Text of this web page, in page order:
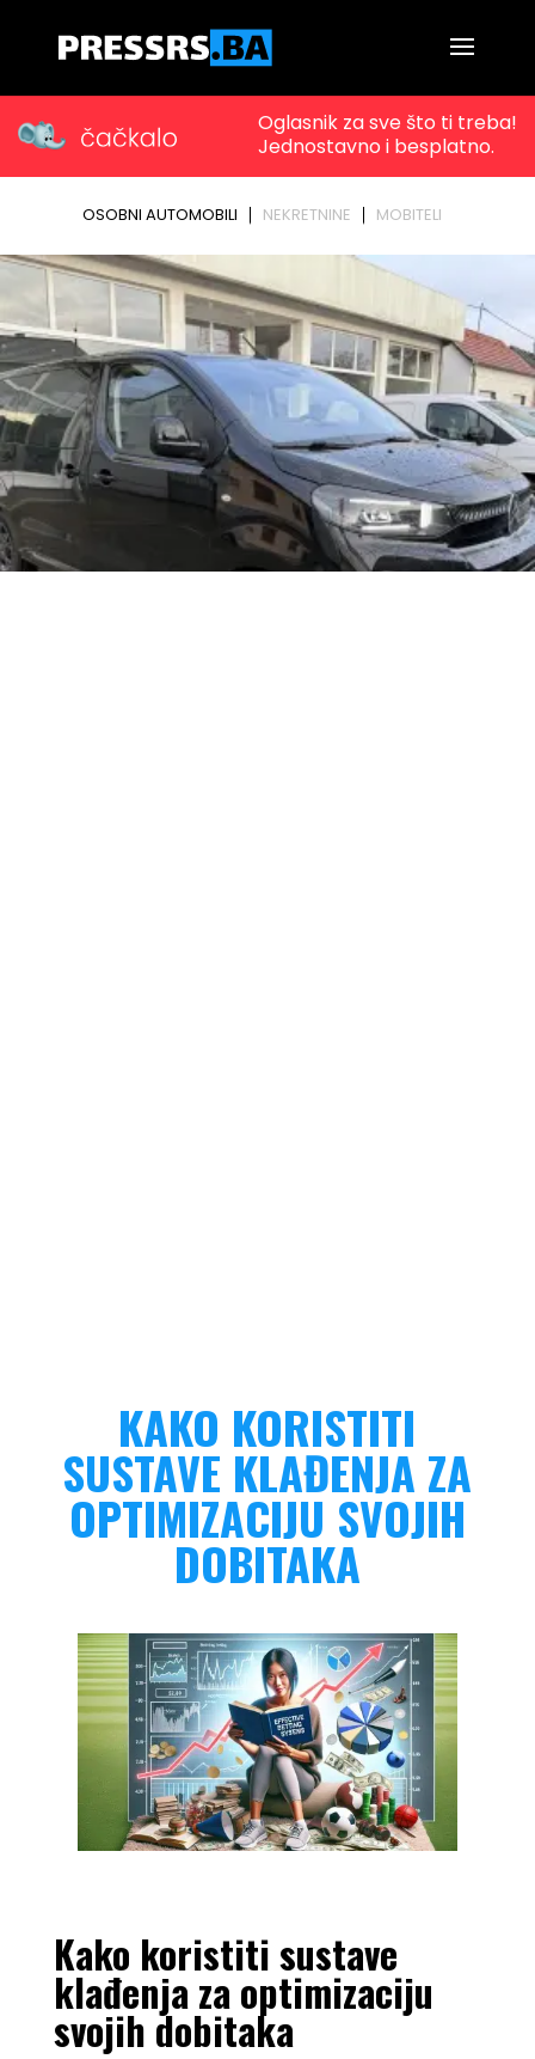
KAKO KORISTITI
SUSTAVE KLAĐENJA ZA
OPTIMIZACIJU SVOJIH
DOBITAKA
Kako koristiti sustave
klađenja za optimizaciju
svojih dobitaka